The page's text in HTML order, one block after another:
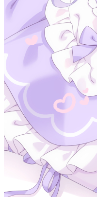
的创建和切换都是有开销
为了解决这个问题，在
— NIO（New IO，也称为
步阻塞 I/O 的不足，它在
向缓冲、基于通道的 I/O，
接，大大提高了 I/O 效率
BIO<阻塞直到处理完
NIO
，非阻塞
AIO<通知回调>
注意：使用 NIO 并不
能优势主要体现在高
当连接数较少、并发
快时，NIO 的性能并